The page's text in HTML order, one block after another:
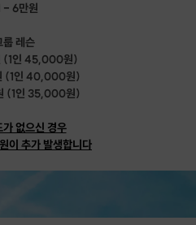
- 6만원
룹 레슨
(1인 45,000원)
(1인 40,000원)
(1인 35,000원)
없으신 경우
이 추가 발생합니다